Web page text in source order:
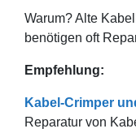
Warum? Alte
benötigen oft
Empfehlung:
Kabel-Crimper
Reparatur von